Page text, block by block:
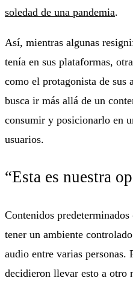
soledad de una pandemia.
Así, mientras algunas
tenía en sus plataformas,
como el protagonista de sus
busca ir más allá de un
consumir y posicionarlo en
usuarios.
“Esta es nuestra
Contenidos
tener un ambiente
audio entre varias personas.
decidieron llevar esto a